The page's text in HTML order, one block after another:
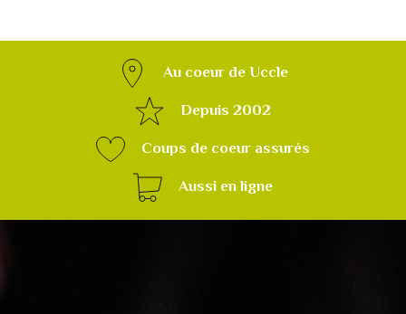
Au coeur de Uccle
Depuis 2002
Coups de coeur assurés
Aussi en ligne